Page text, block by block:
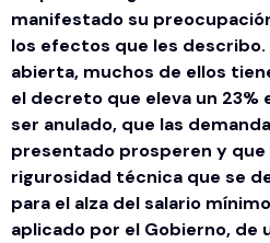
manifestado su
los efectos que les describo.
abierta, muchos de ellos
el decreto que eleva un 23%
ser anulado, que las
presentado prosperen y que
rigurosidad técnica que se
para el alza del salario
aplicado por el Gobierno, de